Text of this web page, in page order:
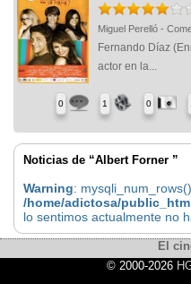
Miguel Perelló -
Fernando Díaz
actor en la...
0 1 0
Noticias de “Albert Forner ”
Warning:
/home/adictosa/
lo sentimos actualmente no
El
© 2000-2026